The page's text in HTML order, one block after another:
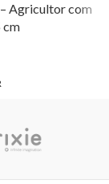
Agricultor com
cm